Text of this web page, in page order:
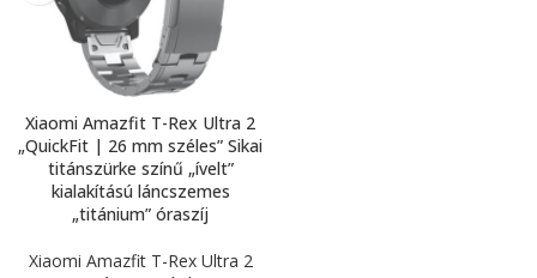
Xiaomi Amazfit T-Rex Ultra 2
„QuickFit | 26 mm széles” Sikai
titánszürke színű „ívelt”
kialakítású láncszemes
„titánium” óraszíj
Xiaomi Amazfit T-Rex Ultra 2